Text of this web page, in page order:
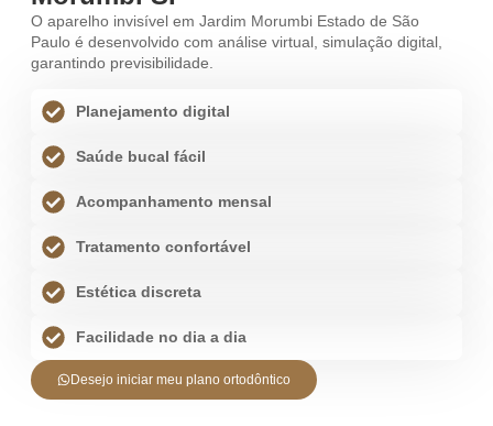
O aparelho invisível em Jardim Morumbi Estado de São
Paulo é desenvolvido com análise virtual, simulação digital,
garantindo previsibilidade.
Planejamento digital
Saúde bucal fácil
Acompanhamento mensal
Tratamento confortável
Estética discreta
Facilidade no dia a dia
Desejo iniciar meu plano ortodôntico